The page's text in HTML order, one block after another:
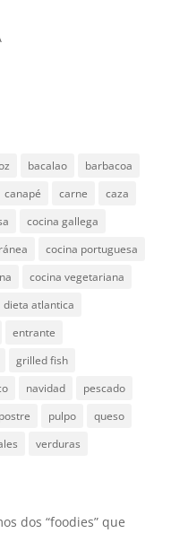
bacalao
barbacoa
canapé carne
caza
cocina gallega
cocina portuguesa
cocina vegetariana
dieta atlantica
entrante
grilled fish
navidad
pescado
postre pulpo
queso
verduras
dos “foodies” que